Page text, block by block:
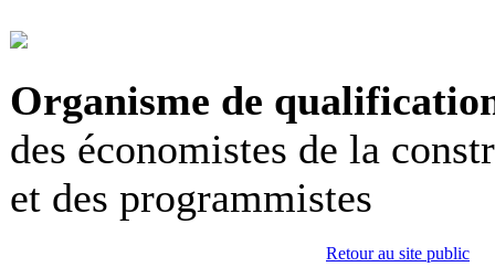
Organisme de
des économistes de la
et des programmistes
Retour au site public